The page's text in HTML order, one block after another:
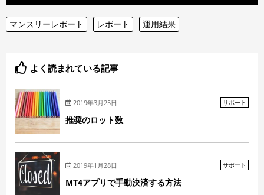
マンスリーレポート レポート 運用結果
よく読まれている記事
2019年3月25日 サポート
推奨のロット数
2019年1月28日 サポート
MT4アプリで手動決済する方法